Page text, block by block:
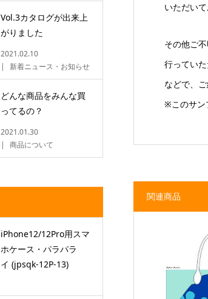
いただい
その他ご
行ってい
などで、
※このサン
関連商品
Vol.3カタログが出来上
がりました
2021.02.10
新着ニュース・お知らせ
どんな商品をみんな買
ってるの？
2021.01.30
商品について
iPhone12/12Pro用スマ
ホケース・パラパラ
イ (jpsqk-12P-13)